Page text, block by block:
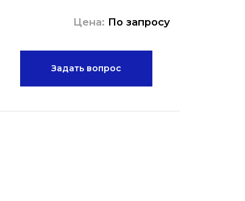
Цена: По запросу
Задать вопрос